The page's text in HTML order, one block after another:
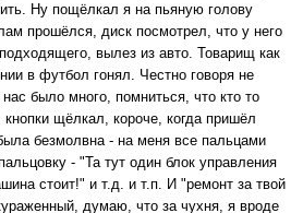
Ну пощёлкал я на пьяную голову
прошёлся, диск посмотрел, что у него
вылез из авто. Товарищ как
в футбол гонял. Честно говоря не
было много, помниться, что кто то
щёлкал, короче, когда пришёл
безмолвна - на меня все пальцами
- "Та тут один блок управления
стоит!" и т.д. и т.п. И "ремонт за твой
думаю, что за чухня, я вроде